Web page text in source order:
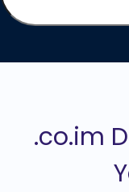
.co.im